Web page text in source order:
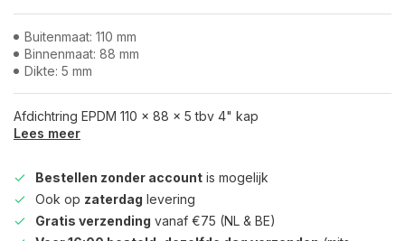
Buitenmaat: 110 mm
Binnenmaat: 88 mm
Dikte: 5 mm
Afdichtring EPDM 110 x 88 x 5 tbv 4" kap
Lees meer
Bestellen zonder account is mogelijk
Ook op zaterdag levering
Gratis verzending vanaf €75 (NL & BE)